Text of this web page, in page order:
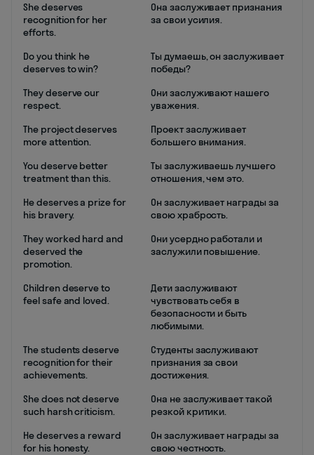
She deserves
recognition for her
efforts.
Она заслуживает признания
за свои усилия.
Do you think he
deserves to win?
Ты думаешь, он заслуживает
победы?
They deserve our
respect.
Они заслуживают нашего
уважения.
The project deserves
more attention.
Проект заслуживает
большего внимания.
You deserve better
treatment than this.
Ты заслуживаешь лучшего
отношения, чем это.
He deserves a prize for
his bravery.
Он заслуживает награды за
свою храбрость.
They worked hard and
deserved the
promotion.
Они усердно работали и
заслужили повышение.
Children deserve to
feel safe and loved.
Дети заслуживают
чувствовать себя в
безопасности и быть
любимыми.
The students deserve
recognition for their
achievements.
Студенты заслуживают
признания за свои
достижения.
She does not deserve
such harsh criticism.
Она не заслуживает такой
резкой критики.
He deserves a reward
for his honesty.
Он заслуживает награды за
свою честность.